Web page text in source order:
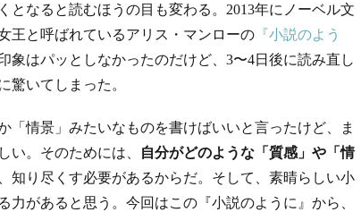
となると読むほうの目も変わる。2013年にノーベル文
王と呼ばれているアリス・マンローの 『小説のよう
象はパッとしなかったのだけど、3〜4日後に読み直し
驚いてしまった。
「情景」みたいなものを書けばいいと言ったけど、ま
い。そのためには、
自分がどのような「質感」や「情
知り尽くす必要があるからだ。そして、素晴らしい小
力があると思う。今回はこの『小説のように』から、